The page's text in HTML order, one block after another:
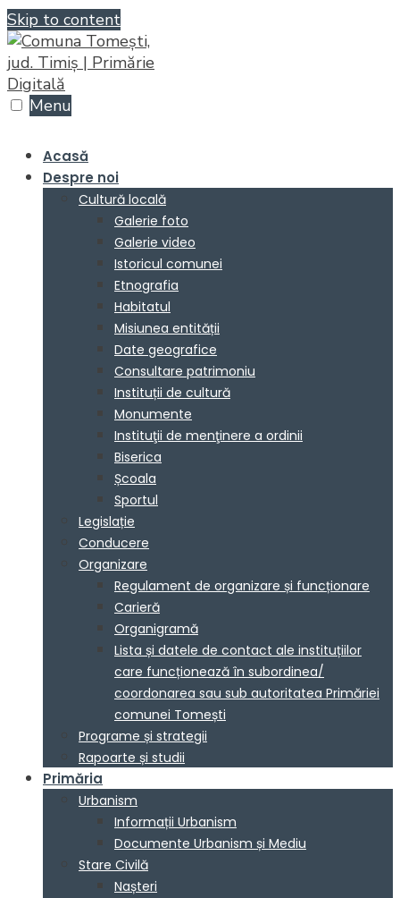
Skip to content
Menu
Acasă
Despre noi
Cultură locală
Galerie foto
Galerie video
Istoricul comunei
Etnografia
Habitatul
Misiunea entității
Date geografice
Consultare patrimoniu
Instituții de cultură
Monumente
Instituţii de menţinere a ordinii
Biserica
Școala
Sportul
Legislație
Conducere
Organizare
Regulament de organizare și funcționare
Carieră
Organigramă
Lista și datele de contact ale instituțiilor
care funcționează în subordinea/
coordonarea sau sub autoritatea Primăriei
comunei Tomești
Programe și strategii
Rapoarte și studii
Primăria
Urbanism
Informații Urbanism
Documente Urbanism și Mediu
Stare Civilă
Nașteri